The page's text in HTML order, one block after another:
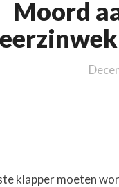
Moord
klapper moeten